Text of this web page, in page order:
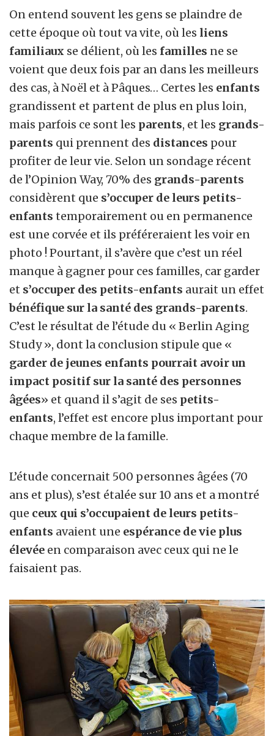
On entend souvent les gens se plaindre de
cette époque où tout va vite, où les liens
familiaux se délient, où les familles ne se
voient que deux fois par an dans les meilleurs
des cas, à Noël et à Pâques… Certes les enfants
grandissent et partent de plus en plus loin,
mais parfois ce sont les parents, et les grands-
parents qui prennent des distances pour
profiter de leur vie. Selon un sondage récent
de l’Opinion Way, 70% des grands-parents
considèrent que s’occuper de leurs petits-
enfants temporairement ou en permanence
est une corvée et ils préféreraient les voir en
photo ! Pourtant, il s’avère que c’est un réel
manque à gagner pour ces familles, car garder
et s’occuper des petits-enfants aurait un effet
bénéfique sur la santé des grands-parents.
C’est le résultat de l’étude du « Berlin Aging
Study », dont la conclusion stipule que «
garder de jeunes enfants pourrait avoir un
impact positif sur la santé des personnes
âgées» et quand il s’agit de ses petits-
enfants, l’effet est encore plus important pour
chaque membre de la famille.
L’étude concernait 500 personnes âgées (70
ans et plus), s’est étalée sur 10 ans et a montré
que ceux qui s’occupaient de leurs petits-
enfants avaient une espérance de vie plus
élevée en comparaison avec ceux qui ne le
faisaient pas.